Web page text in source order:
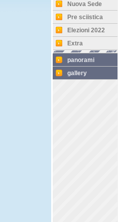
Nuova Sede
Pre sciistica
Elezioni 2022
Extra
panorami
gallery